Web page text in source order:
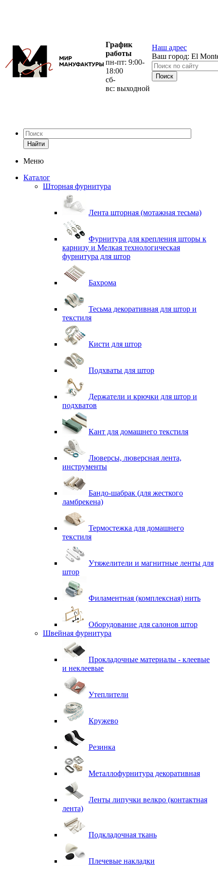
График
работы
пн-пт: 9:00-
18:00
сб-
вс: выходной
Наш адрес
Ваш город: El
Найти
Меню
Каталог
Шторная фурнитура
Лента шторная (мотажная тесьма)
Фурнитура для крепления шторы к
карнизу и Мелкая технологическая
фурнитура для штор
Бахрома
Тесьма декоративная для штор и
текстиля
Кисти для штор
Подхваты для штор
Держатели и крючки для штор и
подхватов
Кант для домашнего текстиля
Люверсы, люверсная лента,
инструменты
Бандо-шабрак (для жесткого
ламбрекена)
Термостежка для домашнего
текстиля
Утяжелители и магнитные ленты для
штор
Филаментная (комплексная) нить
Оборудование для салонов штор
Швейная фурнитура
Прокладочные материалы - клеевые
и неклеевые
Утеплители
Кружево
Резинка
Металлофурнитура декоративная
Ленты липучки велкро (контактная
лента)
Подкладочная ткань
Плечевые накладки